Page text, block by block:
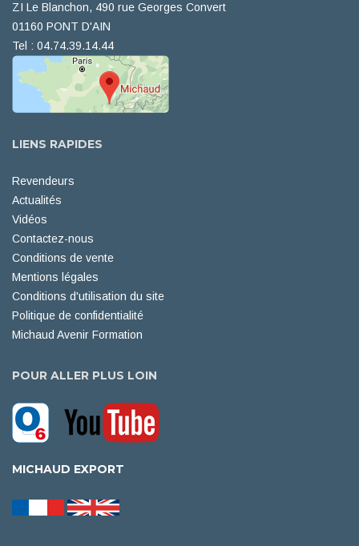
ZI Le Blanchon, 490 rue Georges Convert
01160 PONT D'AIN
Tel : 04.74.39.14.44
LIENS RAPIDES
Revendeurs
Actualités
Vidéos
Contactez-nous
Conditions de vente
Mentions légales
Conditions d'utilisation du site
Politique de confidentialité
Michaud Avenir Formation
POUR ALLER PLUS LOIN
MICHAUD EXPORT